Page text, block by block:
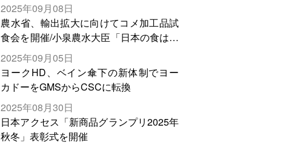
2025年09月08日
農水省、輸出拡大に向けてコメ加工品試
食会を開催/小泉農水大臣「日本の食は世
界でトップをとれる。米増産に向けて、
米輸出需要の拡大を」
2025年09月05日
ヨークHD、ベイン傘下の新体制でヨー
カドーをGMSからCSCに転換
2025年08月30日
日本アクセス「新商品グランプリ2025年
秋冬」表彰式を開催